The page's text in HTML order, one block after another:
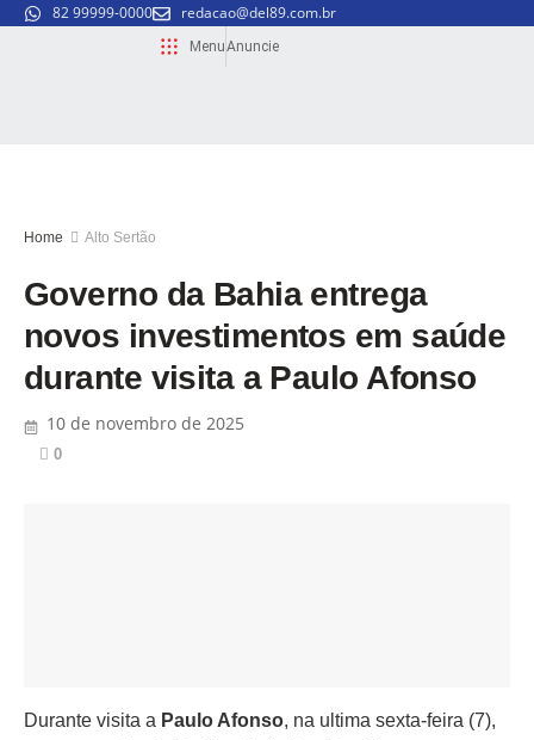
82 99999-0000 redacao@del89.com.br
MenuAnuncie
Home Alto Sertão
Governo da Bahia entrega
novos investimentos em saúde
durante visita a Paulo Afonso
10 de novembro de 2025
0
Durante visita a Paulo Afonso, na ultima sexta-feira (7),